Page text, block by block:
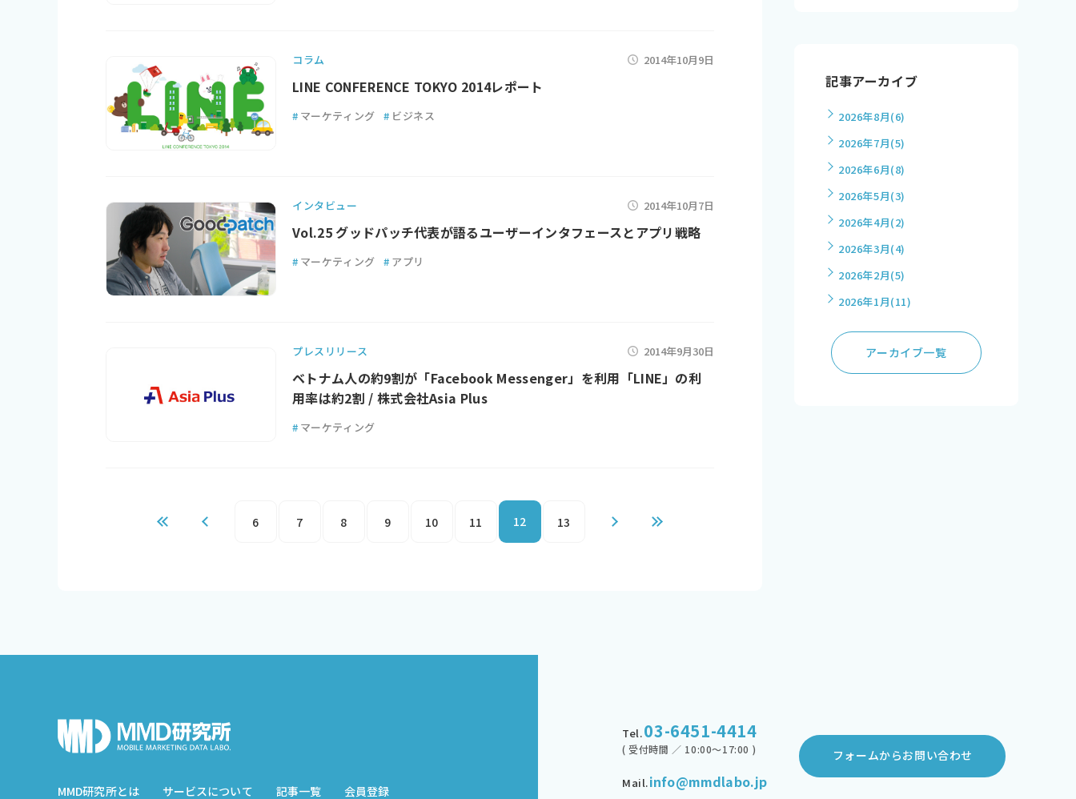
コラム 2014年10月9日
LINE CONFERENCE TOKYO 2014レポート
# マーケティング # ビジネス
インタビュー 2014年10月7日
Vol.25 グッドパッチ代表が語るユーザーインタフェースとアプリ戦略
# マーケティング # アプリ
プレスリリース 2014年9月30日
ベトナム人の約9割が「Facebook Messenger」を利用「LINE」の利
用率は約2割 / 株式会社Asia Plus
# マーケティング
6 7 8 9 10 11 12 13
記事アーカイブ
2026年8月(6)
2026年7月(5)
2026年6月(8)
2026年5月(3)
2026年4月(2)
2026年3月(4)
2026年2月(5)
2026年1月(11)
アーカイブ一覧
MMD研究所とは サービスについて 記事一覧 会員登録
Tel.03-6451-4414
( 受付時間 ／ 10:00～17:00 )
Mail.info@mmdlabo.jp
フォームからお問い合わせ